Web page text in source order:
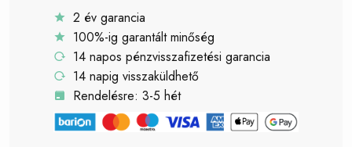
2 év garancia
100%-ig garantált minőség
14 napos pénzvisszafizetési garancia
14 napig visszaküldhető
Rendelésre: 3-5 hét